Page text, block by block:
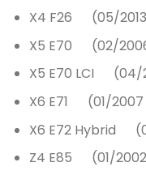
X4 F26 (05/
X5 E70 (02/
X5 E70 LCI (04/
X6 E71 (01/
X6 E72 Hybrid
Z4 E85 (01/